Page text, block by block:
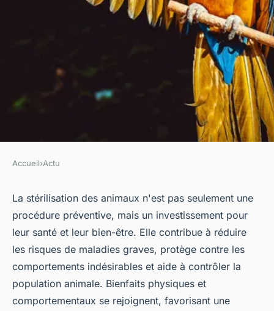
Les avantages de la
stérilisation pour la santé des
animaux
Côme•9 octobre 2024•5 min de lecture
Accueil›Actu
La stérilisation des animaux n'est pas seulement une
procédure préventive, mais un investissement pour
leur santé et leur bien-être. Elle contribue à réduire
les risques de maladies graves, protège contre les
comportements indésirables et aide à contrôler la
population animale. Bienfaits physiques et
comportementaux se rejoignent, favorisant une